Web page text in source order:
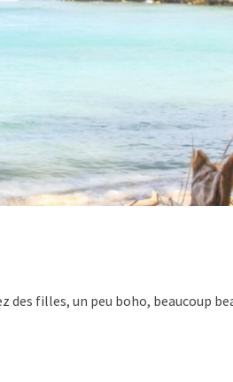
filles, un peu boho, beaucoup